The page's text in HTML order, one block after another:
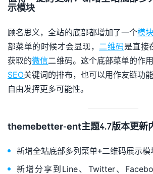
示模块
顾名思义，全站的底部都增加了一个模块
部菜单的时候才会显现， 二维码是直接
获取的微信二维码。这个底部菜单的作
SEO关键词的排布，也可以用作友链功
自由发挥更多可能性。
themebetter-ent主题4.7版本更新
新增全站底部多列菜单+二维码展示模
新增分享到Line、Twitter、